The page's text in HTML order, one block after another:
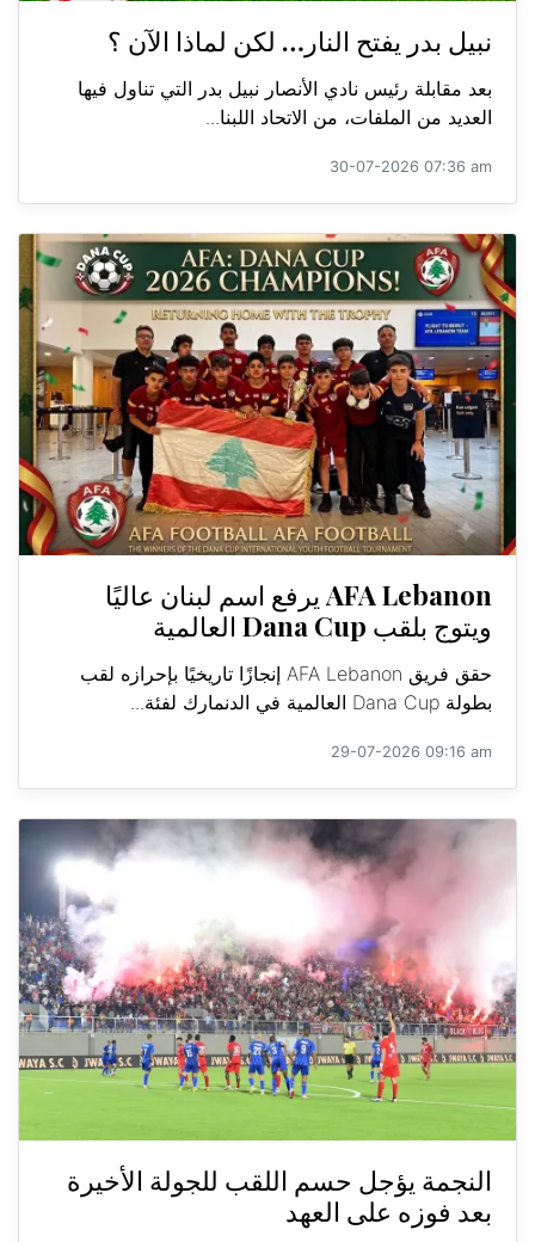
نبيل بدر يفتح النار… لكن لماذا الآن ؟
بعد مقابلة رئيس نادي الأنصار نبيل بدر التي تناول فيها
العديد من الملفات، من الاتحاد اللبنا...
30-07-2026 07:36 am
AFA Lebanon يرفع اسم لبنان عاليًا
ويتوج بلقب Dana Cup العالمية
حقق فريق AFA Lebanon إنجازًا تاريخيًا بإحرازه لقب
بطولة Dana Cup العالمية في الدنمارك لفئة...
29-07-2026 09:16 am
النجمة يؤجل حسم اللقب للجولة الأخيرة
بعد فوزه على العهد